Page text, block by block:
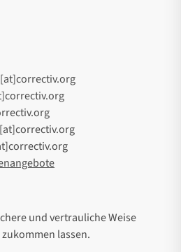
und vertrauliche Weise
lassen.